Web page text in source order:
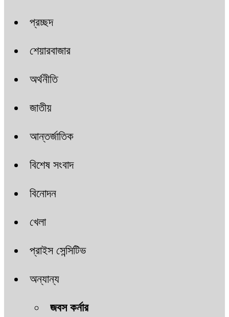
প্রচ্ছদ
শেয়ারবাজার
অর্থনীতি
জাতীয়
আন্তর্জাতিক
বিশেষ সংবাদ
বিনোদন
খেলা
প্রাইস সেন্সিটিভ
অন্যান্য
জবস কর্নার